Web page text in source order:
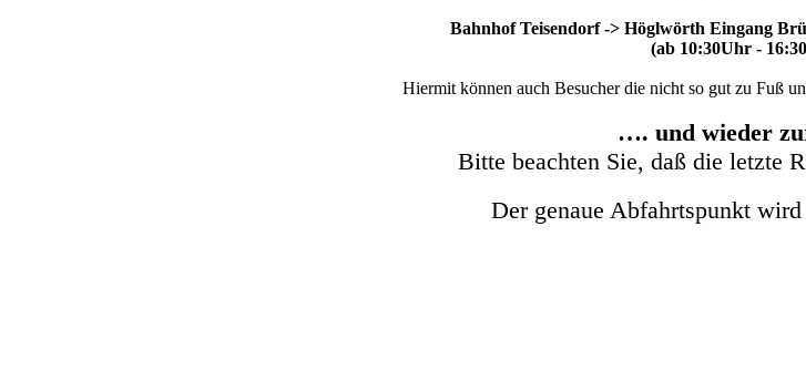
Bahnhof Teisendorf -> Höglwörth Eingang
(ab 10:30Uhr -
Hiermit können auch Besucher die nicht so gut zu Fuß
…. und wieder
Bitte beachten Sie, daß die letzte
Der genaue Abfahrtspunkt